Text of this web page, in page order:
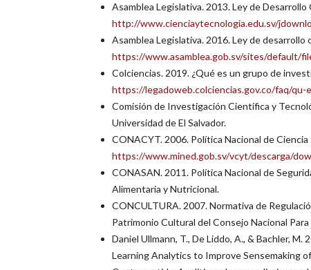
Asamblea Legislativa. 2013. Ley de
http://www.cienciaytecnologia.edu.sv/
Asamblea Legislativa. 2016. Ley de
https://www.asamblea.gob.sv/sites/default/
Colciencias. 2019. ¿Qué es un grupo de
https://legadoweb.colciencias.gov.co/faq/
Comisión de Investigación Científica y
Universidad de El Salvador.
CONACYT. 2006. Política Nacional de
https://www.mined.gob.sv/vcyt/descarga/
CONASAN. 2011. Política Nacional de
Alimentaria y Nutricional.
CONCULTURA. 2007. Normativa de
Patrimonio Cultural del Consejo Nacional
Daniel Ullmann, T., De Liddo, A., & Bachler,
Learning Analytics to Improve Sensemaking